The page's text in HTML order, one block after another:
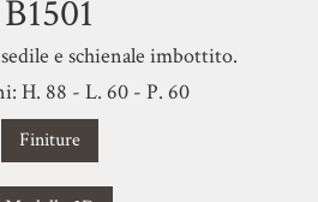
B1501
e schienale imbottito.
H. 88 - L. 60 - P. 60
Finiture